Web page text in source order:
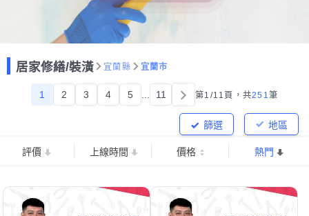
居家修繕/裝潢 宜蘭縣 宜蘭市
1 2 3 4 5 11 第1/11頁， 共251筆
地區
篩選
評價 上線時間 價格 熱門